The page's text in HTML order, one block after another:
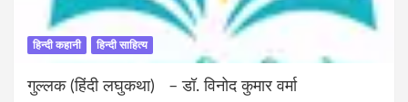
हिन्दी कहानी हिन्दी साहित्य
गुल्लक (हिंदी लघुकथा) – डॉ. विनोद कुमार वर्मा